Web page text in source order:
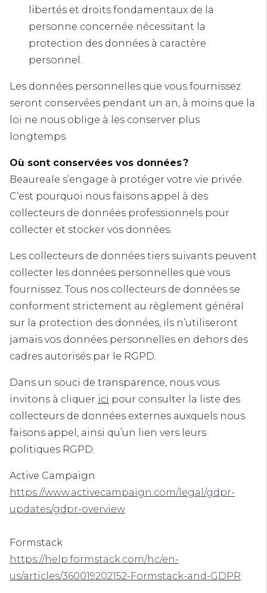
libertés et droits fondamentaux de la
personne concernée nécessitant la
protection des données à caractère
personnel.
Les données personnelles que vous fournissez
seront conservées pendant un an, à moins que la
loi ne nous oblige à les conserver plus
longtemps.
Où sont conservées vos données ?
Beaureale s’engage à protéger votre vie privée.
C’est pourquoi nous faisons appel à des
collecteurs de données professionnels pour
collecter et stocker vos données.
Les collecteurs de données tiers suivants peuvent
collecter les données personnelles que vous
fournissez. Tous nos collecteurs de données se
conforment strictement au règlement général
sur la protection des données, ils n’utiliseront
jamais vos données personnelles en dehors des
cadres autorisés par le RGPD.
Dans un souci de transparence, nous vous
invitons à cliquer ici pour consulter la liste des
collecteurs de données externes auxquels nous
faisons appel, ainsi qu’un lien vers leurs
politiques RGPD.
Active Campaign
https://www.activecampaign.com/legal/gdpr-
updates/gdpr-overview
Formstack
https://help.formstack.com/hc/en-
us/articles/360019202152-Formstack-and-GDPR